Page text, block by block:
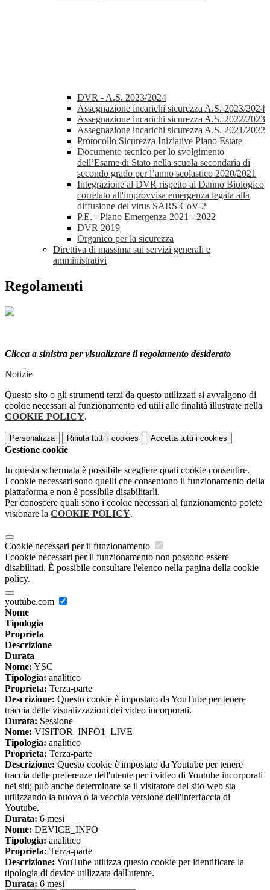
DVR - A.S. 2023/2024
Assegnazione incarichi sicurezza A.S. 2023/2024
Assegnazione incarichi sicurezza A.S. 2022/2023
Assegnazione incarichi sicurezza A.S. 2021/2022
Protocollo Sicurezza Iniziative Piano Estate
Documento tecnico per lo svolgimento
dell’Esame di Stato nella scuola secondaria di
secondo grado per l’anno scolastico 2020/2021
Integrazione al DVR rispetto al Danno Biologico
correlato all'improvvisa emergenza legata alla
diffusione del virus SARS-CoV-2
P.E. - Piano Emergenza 2021 - 2022
DVR 2019
Organico per la sicurezza
Direttiva di massima sui servizi generali e
amministrativi
Regolamenti
Clicca a sinistra per visualizzare il regolamento desiderato
Notizie
Questo sito o gli strumenti terzi da questo utilizzati si avvalgono di
cookie necessari al funzionamento ed utili alle finalità illustrate nella
COOKIE POLICY.
Personalizza Rifiuta tutti i cookies Accetta tutti i cookies
Gestione cookie
In questa schermata è possibile scegliere quali cookie consentire.
I cookie necessari sono quelli che consentono il funzionamento della
piattaforma e non è possibile disabilitarli.
Per conoscere quali sono i cookie necessari al funzionamento potete
visionare la COOKIE POLICY.
Cookie necessari per il funzionamento
I cookie necessari per il funzionamento non possono essere
disabilitati. È possibile consultare l'elenco nella pagina della cookie
policy.
youtube.com
Nome
Tipologia
Proprieta
Descrizione
Durata
Nome: YSC
Tipologia: analitico
Proprieta: Terza-parte
Descrizione: Questo cookie è impostato da YouTube per tenere
traccia delle visualizzazioni dei video incorporati.
Durata: Sessione
Nome: VISITOR_INFO1_LIVE
Tipologia: analitico
Proprieta: Terza-parte
Descrizione: Questo cookie è impostato da Youtube per tenere
traccia delle preferenze dell'utente per i video di Youtube incorporati
nei siti; può anche determinare se il visitatore del sito web sta
utilizzando la nuova o la vecchia versione dell'interfaccia di
Youtube.
Durata: 6 mesi
Nome: DEVICE_INFO
Tipologia: analitico
Proprieta: Terza-parte
Descrizione: YouTube utilizza questo cookie per identificare la
tipologia di device utilizzata dall'utente.
Durata: 6 mesi